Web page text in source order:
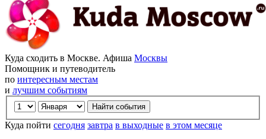
Куда сходить в Москве. Афиша Москвы
Помощник и путеводитель
по интересным местам
и лучшим событиям
Куда пойти сегодня завтра в выходные в этом месяце